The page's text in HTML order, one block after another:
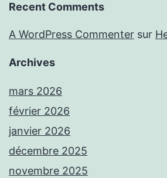
Recent Comments
A WordPress Commenter sur
Archives
mars 2026
février 2026
janvier 2026
décembre 2025
novembre 2025